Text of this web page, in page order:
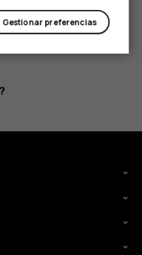
del Asistente de Google
Gestionar preferencias